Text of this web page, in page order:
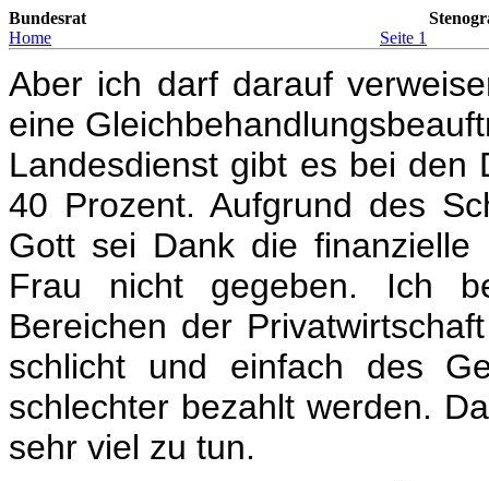
Bundesrat
Home
Seite 1
Aber ich darf darauf
eine
Landesdienst gibt es bei den
40 Prozent. Aufgrund des
Gott sei Dank die finanzielle
Frau nicht gegeben. Ich
Bereichen der
schlicht und einfach des
schlechter bezahlt werden.
sehr viel zu tun.